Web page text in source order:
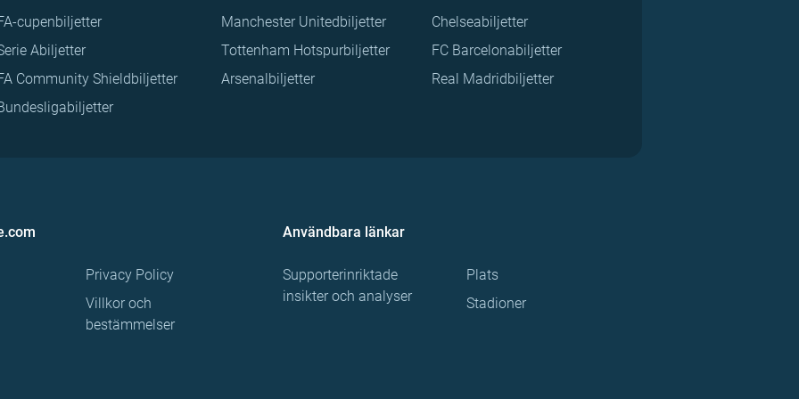
cupenbiljetter
Abiljetter
Community Shieldbiljetter
Manchester Unitedbiljetter
Tottenham Hotspurbiljetter
Arsenalbiljetter
Chelseabiljetter
FC Barcelonabiljetter
Real Madridbiljetter
Privacy Policy
Villkor och
bestämmelser
Användbara länkar
Supporterinriktade
insikter och analyser
Plats
Stadioner